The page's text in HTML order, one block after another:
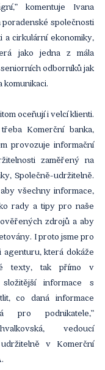
komentuje Ivana
poradenské společnosti
a cirkulární ekonomiky,
jako jedna z mála
odborníků jak
komunikaci.
oceňují i velcí klienti.
Komerční banka,
provozuje informační
zaměřený na
Společně-udržitelně.
všechny informace,
rady a tipy pro naše
zdrojů a aby
I proto jsme pro
která dokáže
texty, tak přímo v
informace s
co daná informace
pro podnikatele,”
vedoucí
v Komerční